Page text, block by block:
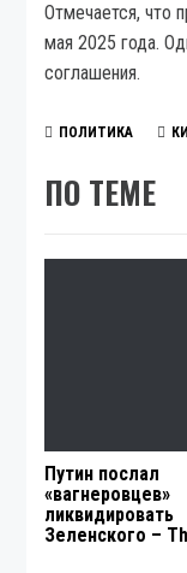
Отмечается, что
мая 2025 года.
соглашения.
ПОЛИТИКА
ПО ТЕМЕ
Путин послал
«вагнеровцев»
ликвидировать
Зеленского –